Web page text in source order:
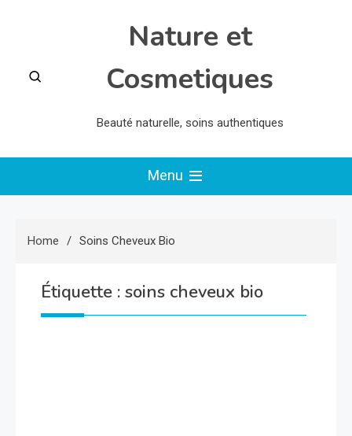
Nature et
Cosmetiques
Beauté naturelle, soins authentiques
Menu
Home Soins Cheveux Bio
Étiquette : soins cheveux bio